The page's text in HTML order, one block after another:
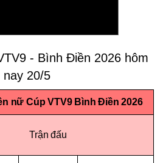
- Bình Điền 2026 hôm
nay 20/5
nữ Cúp VTV9 Bình Điền 2026
Trận đấu